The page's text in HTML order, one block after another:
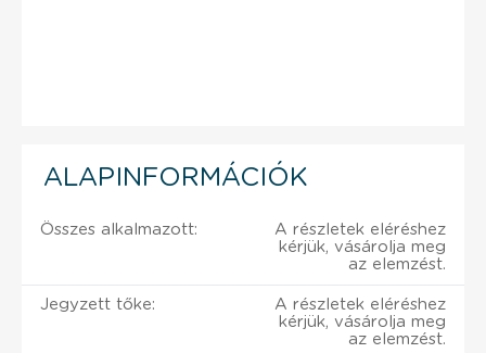
ALAPINFORMÁCIÓK
Összes alkalmazott:
A részletek eléréshez
kérjük, vásárolja meg
az elemzést.
Jegyzett tőke:
A részletek eléréshez
kérjük, vásárolja meg
az elemzést.